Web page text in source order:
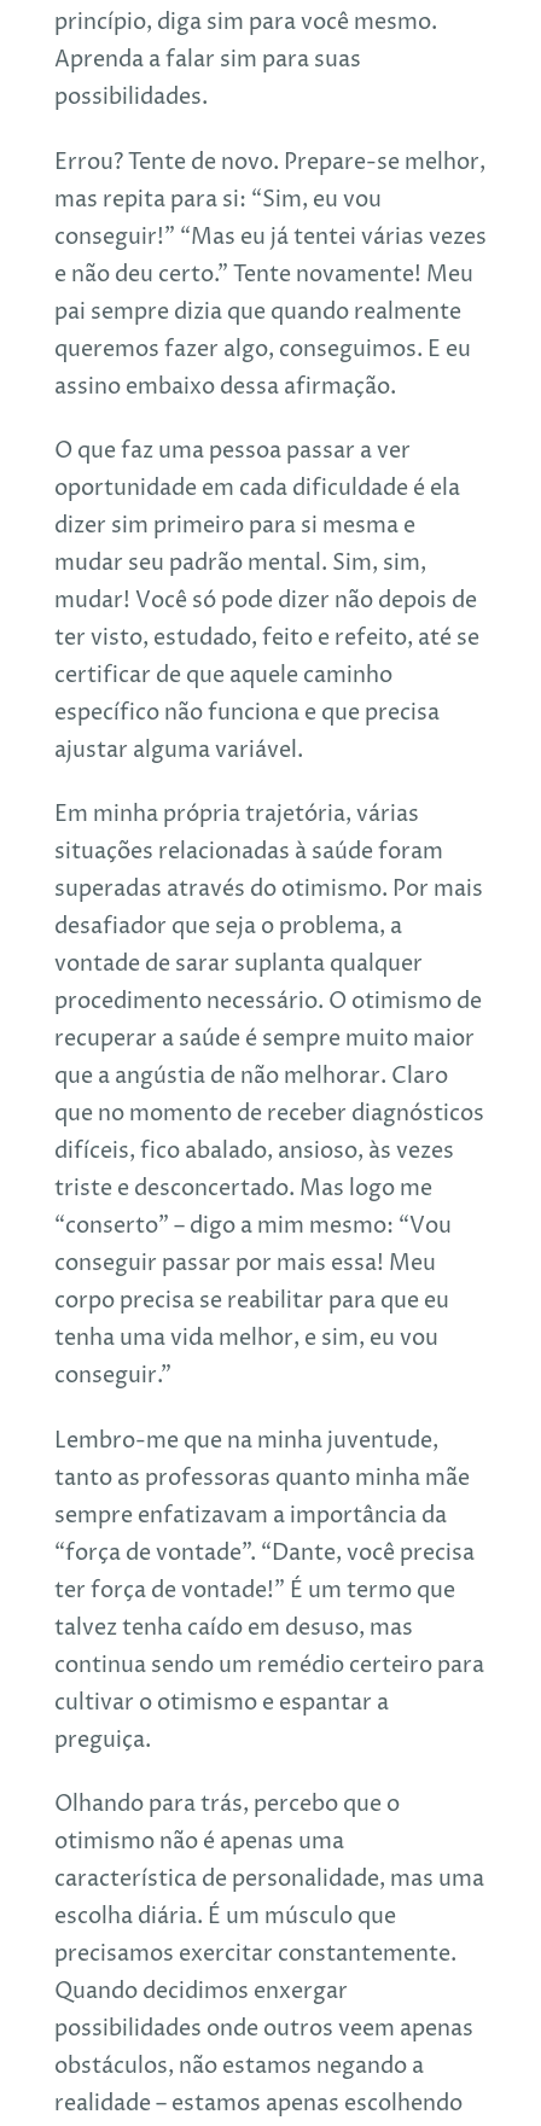
princípio, diga sim para você mesmo.
Aprenda a falar sim para suas
possibilidades.
Errou? Tente de novo. Prepare-se melhor,
mas repita para si: “Sim, eu vou
conseguir!” “Mas eu já tentei várias vezes
e não deu certo.” Tente novamente! Meu
pai sempre dizia que quando realmente
queremos fazer algo, conseguimos. E eu
assino embaixo dessa afirmação.
O que faz uma pessoa passar a ver
oportunidade em cada dificuldade é ela
dizer sim primeiro para si mesma e
mudar seu padrão mental. Sim, sim,
mudar! Você só pode dizer não depois de
ter visto, estudado, feito e refeito, até se
certificar de que aquele caminho
específico não funciona e que precisa
ajustar alguma variável.
Em minha própria trajetória, várias
situações relacionadas à saúde foram
superadas através do otimismo. Por mais
desafiador que seja o problema, a
vontade de sarar suplanta qualquer
procedimento necessário. O otimismo de
recuperar a saúde é sempre muito maior
que a angústia de não melhorar. Claro
que no momento de receber diagnósticos
difíceis, fico abalado, ansioso, às vezes
triste e desconcertado. Mas logo me
“conserto” – digo a mim mesmo: “Vou
conseguir passar por mais essa! Meu
corpo precisa se reabilitar para que eu
tenha uma vida melhor, e sim, eu vou
conseguir.”
Lembro-me que na minha juventude,
tanto as professoras quanto minha mãe
sempre enfatizavam a importância da
“força de vontade”. “Dante, você precisa
ter força de vontade!” É um termo que
talvez tenha caído em desuso, mas
continua sendo um remédio certeiro para
cultivar o otimismo e espantar a
preguiça.
Olhando para trás, percebo que o
otimismo não é apenas uma
característica de personalidade, mas uma
escolha diária. É um músculo que
precisamos exercitar constantemente.
Quando decidimos enxergar
possibilidades onde outros veem apenas
obstáculos, não estamos negando a
realidade – estamos apenas escolhendo